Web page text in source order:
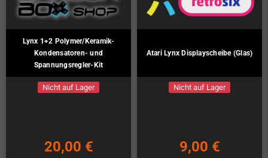
Lynx 1+2 Polymer/Keramik-
Kondensatoren- und
Spannungsregler-Kit
Nicht auf Lager
20,00 €
Atari Lynx Displayscheibe (Glas)
Nicht auf Lager
9,00 €